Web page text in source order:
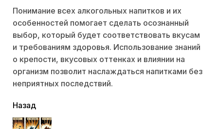
Понимание всех алкогольных напитков и их
особенностей помогает сделать осознанный
выбор, который будет соответствовать вкусам
и требованиям здоровья. Использование знаний
о крепости, вкусовых оттенках и влиянии на
организм позволит наслаждаться напитками без
неприятных последствий.
читать
еще
Назад